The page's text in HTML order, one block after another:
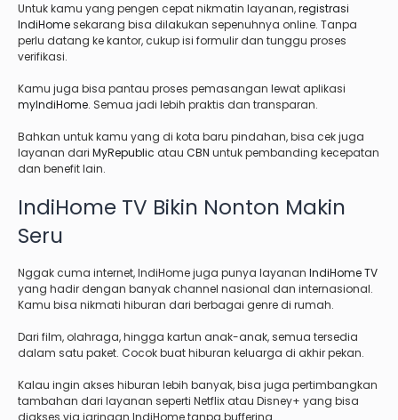
Untuk kamu yang pengen cepat nikmatin layanan,registrasi
IndiHomesekarang bisa dilakukan sepenuhnya online. Tanpa
perlu datang ke kantor, cukup isi formulir dan tunggu proses
verifikasi.
Kamu juga bisa pantau proses pemasangan lewat aplikasi
myIndiHome. Semua jadi lebih praktis dan transparan.
Bahkan untuk kamu yang di kota baru pindahan, bisa cek juga
layanan dari MyRepublic atau CBN untuk pembanding kecepatan
dan benefit lain.
IndiHome TV Bikin Nonton Makin
Seru
Nggak cuma internet, IndiHome juga punya layanan IndiHome TV
yang hadir dengan banyak channel nasional dan internasional.
Kamu bisa nikmati hiburan dari berbagai genre di rumah.
Dari film, olahraga, hingga kartun anak-anak, semua tersedia
dalam satu paket. Cocok buat hiburan keluarga di akhir pekan.
Kalau ingin akses hiburan lebih banyak, bisa juga pertimbangkan
tambahan dari layanan seperti Netflix atau Disney+ yang bisa
diakses via jaringan IndiHome tanpa buffering.